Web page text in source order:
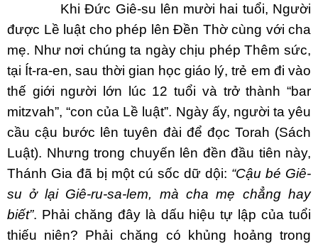
Khi Đức Giê-su lên mười hai tuổi, Người
được Lề luật cho phép lên Đền Thờ cùng với cha
mẹ. Như nơi chúng ta ngày chịu phép Thêm sức,
tại Ít-ra-en, sau thời gian học giáo lý, trẻ em đi vào
thế giới người lớn lúc 12 tuổi và trở thành “bar
mitzvah”, “con của Lề luật”. Ngày ấy, người ta yêu
cầu cậu bước lên tuyên đài để đọc Torah (Sách
Luật). Nhưng trong chuyến lên đền đầu tiên này,
Thánh Gia đã bị một cú sốc dữ dội: “Cậu bé Giê-
su ở lại Giê-ru-sa-lem, mà cha mẹ chẳng hay
biết”. Phải chăng đây là dấu hiệu tự lập của tuổi
thiếu niên? Phải chăng có khủng hoảng trong